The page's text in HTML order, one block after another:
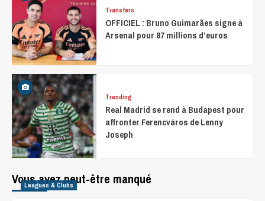
Transfers
OFFICIEL : Bruno Guimarães signe à
Arsenal pour 87 millions d’euros
Trending
Real Madrid se rend à Budapest pour
affronter Ferencváros de Lenny
Joseph
Vous avez peut-être manqué
Leagues & Clubs